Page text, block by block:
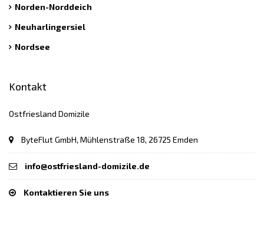
Norden-Norddeich
Neuharlingersiel
Nordsee
Kontakt
Ostfriesland Domizile
ByteFlut GmbH, Mühlenstraße 18, 26725 Emden
info@ostfriesland-domizile.de
Kontaktieren Sie uns